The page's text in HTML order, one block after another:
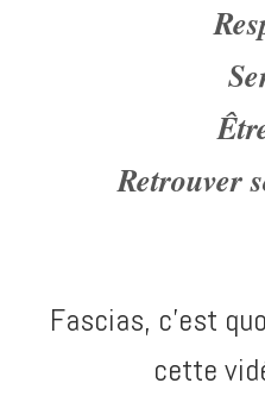
Retrouver
Fascias, c'est
cette